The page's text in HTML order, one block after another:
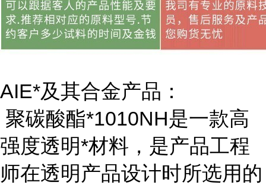
AIE*及其合金产品：
聚碳酸酯*1010NH是一款高
强度透明*材料，是产品工程
师在透明产品设计时所选用的